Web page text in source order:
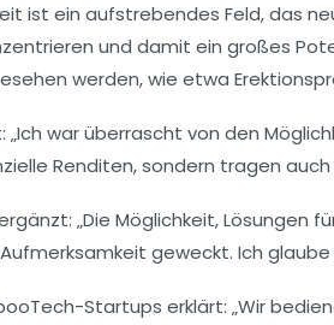
ist ein aufstrebendes Feld, das
und damit ein großes
werden, wie etwa
„Ich war überrascht von den
Renditen, sondern tragen
„Die Möglichkeit, Lösungen
geweckt. Ich
Startups erklärt: „Wir